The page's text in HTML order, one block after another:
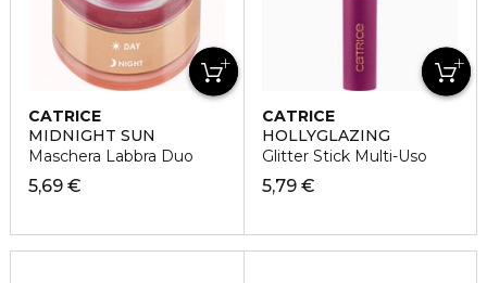
CATRICE
MIDNIGHT SUN
Maschera Labbra Duo
5,69 €
CATRICE
HOLLYGLAZING
Glitter Stick Multi-Uso
5,79 €